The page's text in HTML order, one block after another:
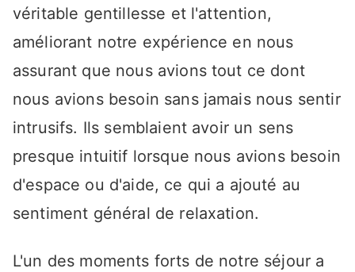
véritable gentillesse et l'attention,
améliorant notre expérience en nous
assurant que nous avions tout ce dont
nous avions besoin sans jamais nous sentir
intrusifs. Ils semblaient avoir un sens
presque intuitif lorsque nous avions besoin
d'espace ou d'aide, ce qui a ajouté au
sentiment général de relaxation.
L'un des moments forts de notre séjour a